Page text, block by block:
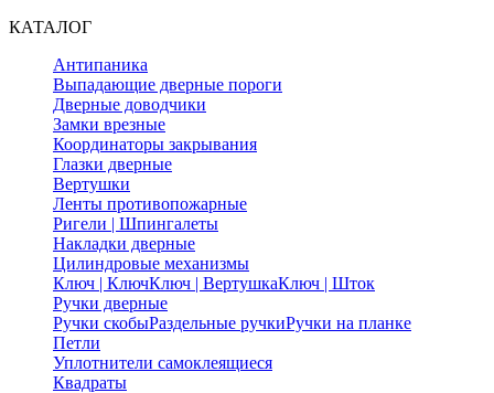
КАТАЛОГ
Антипаника
Выпадающие дверные пороги
Дверные доводчики
Замки врезные
Координаторы закрывания
Глазки дверные
Вертушки
Ленты противопожарные
Ригели | Шпингалеты
Накладки дверные
Цилиндровые механизмы
Ключ | КлючКлюч | ВертушкаКлюч | Шток
Ручки дверные
Ручки скобыРаздельные ручкиРучки на планке
Петли
Уплотнители самоклеящиеся
Квадраты